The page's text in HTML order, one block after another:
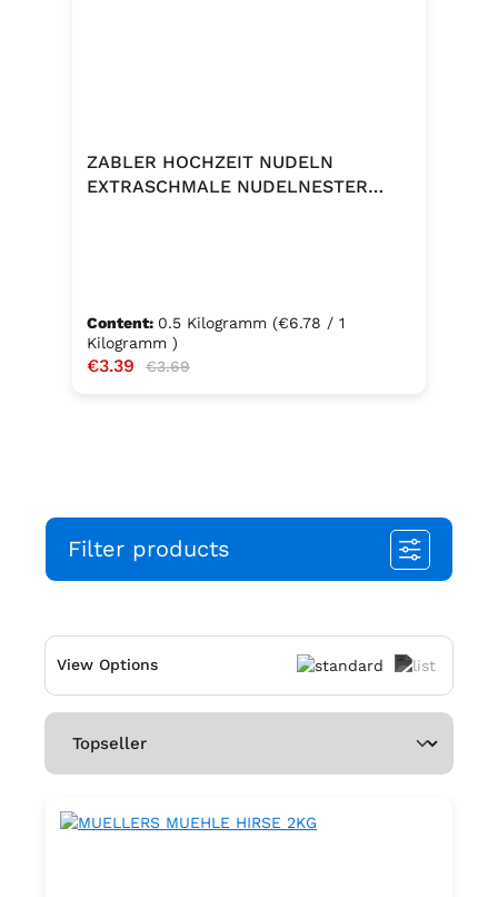
ZABLER HOCHZEIT NUDELN
EXTRASCHMALE NUDELNESTER
Content: 0.5 Kilogramm (€6.78 / 1
Kilogramm )
Sale price:
€3.39 Regular price:
€3.69
Filter products
View Options